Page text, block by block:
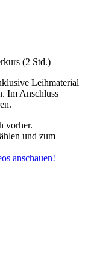
(2 Std.)
Leihmaterial
Im Anschluss
vorher.
und zum
anschauen!